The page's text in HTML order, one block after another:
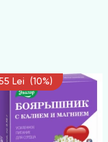
крема. В
что
Lei (10%)